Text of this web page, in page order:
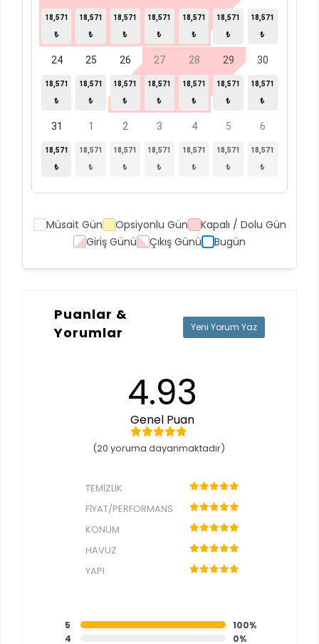
18,571
₺
18,571
₺
18,571
₺
18,571
₺
18,571
₺
18,571
₺
18,571
₺
24
18,571
₺
25
18,571
₺
26
18,571
₺
27
18,571
₺
28
18,571
₺
29
18,571
₺
30
18,571
₺
31
18,571
₺
1
18,571
₺
2
18,571
₺
3
18,571
₺
4
18,571
₺
5
18,571
₺
6
18,571
₺
Müsait Gün Opsiyonlu Gün
Kapalı / Dolu Gün
Giriş Günü
Çıkış Günü Bugün
Puanlar &
Yorumlar
Yeni Yorum Yaz
4.93
Genel Puan
(20 yoruma dayanmaktadır)
TEMIZLIK
FIYAT/PERFORMANS
KONUM
HAVUZ
YAPI
5
100%
4
0%